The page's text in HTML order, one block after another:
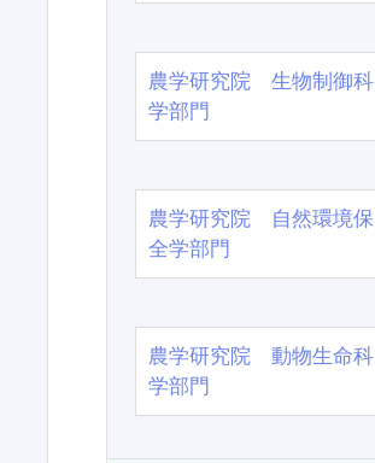
農学研究院 生物制御科
学部門
農学研究院 自然環境保
全学部門
農学研究院 動物生命科
学部門